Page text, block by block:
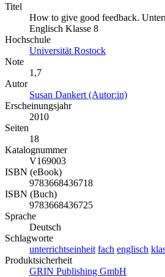
Titel
How to give good feedback.
Englisch Klasse 8
Hochschule
Universität Rostock
Note
1,7
Autor
Susan Dankert (Autor:in)
Erscheinungsjahr
2010
Seiten
18
Katalognummer
V169003
ISBN (eBook)
9783668436718
ISBN (Buch)
9783668436725
Sprache
Deutsch
Schlagworte
unterrichtseinheit fach englisch
Produktsicherheit
GRIN Publishing GmbH